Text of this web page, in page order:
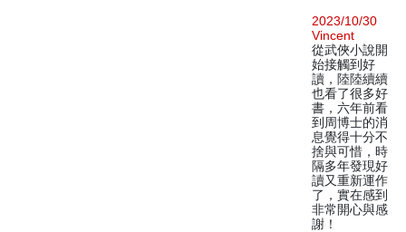
2023/10/30
Vincent
從武俠小說開
始接觸到好
讀，陸陸續續
也看了很多好
書，六年前看
到周博士的消
息覺得十分不
捨與可惜，時
隔多年發現好
讀又重新運作
了，實在感到
非常開心與感
謝！